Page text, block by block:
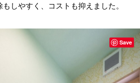
しやすく、コストも抑えました。
Save